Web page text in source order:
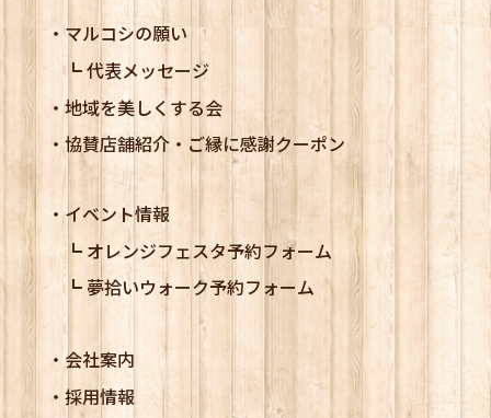
マルコシの願い
代表メッセージ
地域を美しくする会
協賛店舗紹介・ご縁に感謝クーポン
イベント情報
オレンジフェスタ予約フォーム
夢拾いウォーク予約フォーム
会社案内
採用情報